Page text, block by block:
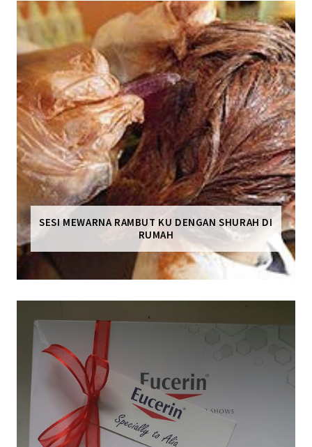
SESI MEWARNA RAMBUT KU DENGAN SHURAH DI
RUMAH